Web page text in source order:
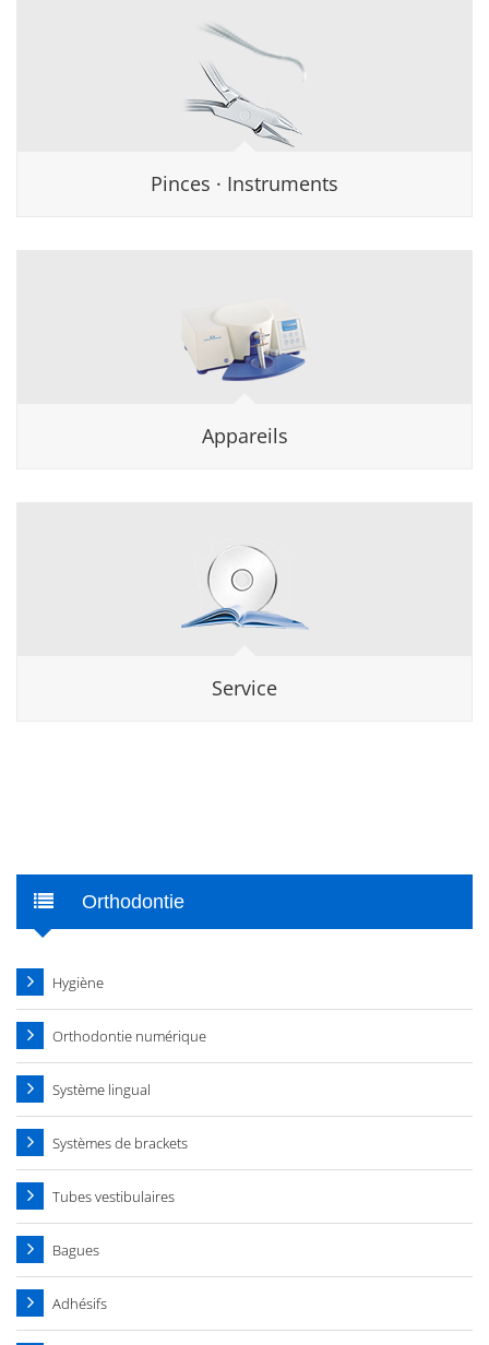
Pinces · Instruments
Appareils
Service
Orthodontie
Hygiène
Orthodontie numérique
Système lingual
Systèmes de brackets
Tubes vestibulaires
Bagues
Adhésifs